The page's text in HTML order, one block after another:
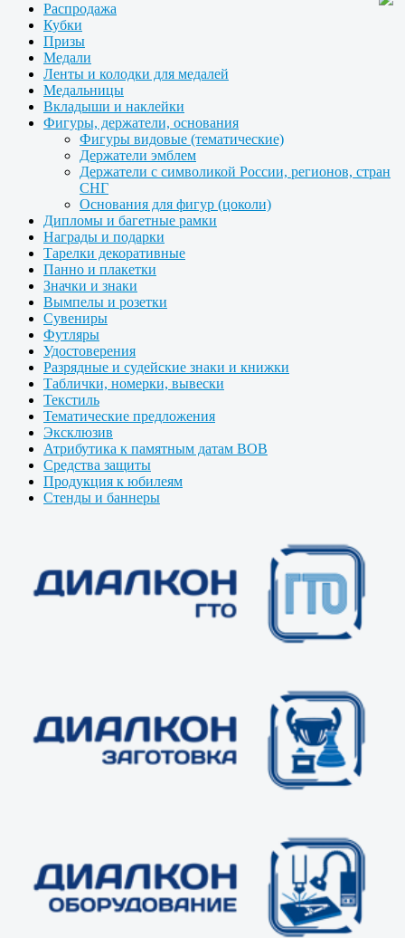
Распродажа
Кубки
Призы
Медали
Ленты и колодки для медалей
Медальницы
Вкладыши и наклейки
Фигуры, держатели, основания
Фигуры видовые (тематические)
Держатели эмблем
Держатели с символикой России, регионов, стран
СНГ
Основания для фигур (цоколи)
Дипломы и багетные рамки
Награды и подарки
Тарелки декоративные
Панно и плакетки
Значки и знаки
Вымпелы и розетки
Сувениры
Футляры
Удостоверения
Разрядные и судейские знаки и книжки
Таблички, номерки, вывески
Текстиль
Тематические предложения
Эксклюзив
Атрибутика к памятным датам ВОВ
Средства защиты
Продукция к юбилеям
Стенды и баннеры